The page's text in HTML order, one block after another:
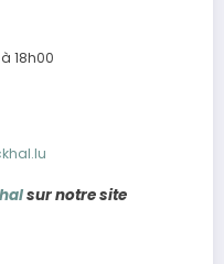
18h00
sur notre site